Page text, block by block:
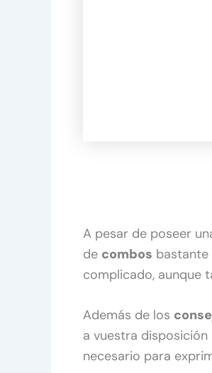
A pesar de poseer
de combos bastante
complicado, aunque
Además de los
a vuestra disposición
necesario para